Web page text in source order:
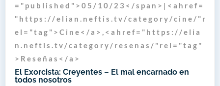
El Exorcista: Creyentes – El mal encarnado en
todos nosotros
= " p u b l i s h e d " > 0 5 / 1 0 / 2 3 < / s p a n > | < a h r e f =
" h t t p s : / / e l i a n . n e f t i s . t v / c a t e g o r y / c i n e / " r
e l = " t a g " > C i n e < / a > , < a h r e f = " h t t p s : / / e l i a
n . n e f t i s . t v / c a t e g o r y / r e s e n a s / " r e l = " t a g "
> R e s e ñ a s < / a >